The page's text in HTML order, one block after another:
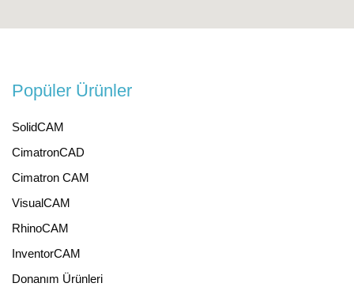
Popüler Ürünler
SolidCAM
CimatronCAD
Cimatron CAM
VisualCAM
RhinoCAM
InventorCAM
Donanım Ürünleri